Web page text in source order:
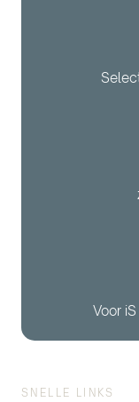
Voor
SNELLE LINKS